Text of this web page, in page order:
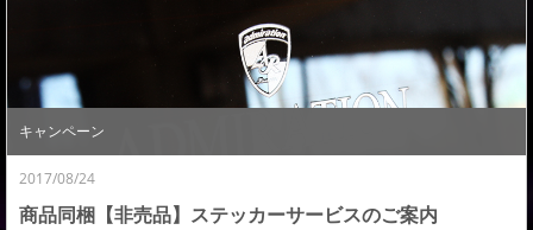
キャンペーン
2017/08/24
商品同梱【非売品】ステッカーサービスのご案内